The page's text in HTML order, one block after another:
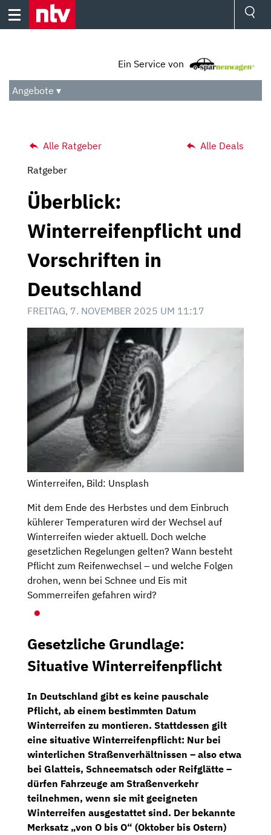
Skip
Wetter
Ein Service von
Angebote ▾
Alle Deals
Alle Ratgeber
Ratgeber
Überblick:
Winterreifenpflicht und
Vorschriften in
Deutschland
FREITAG, 7. NOVEMBER 2025 UM 11:17
Winterreifen, Bild: Unsplash
Mit dem Ende des Herbstes und dem Einbruch
kühlerer Temperaturen wird der Wechsel auf
Winterreifen wieder aktuell. Doch welche
gesetzlichen Regelungen gelten? Wann besteht
Pflicht zum Reifenwechsel – und welche Folgen
drohen, wenn bei Schnee und Eis mit
Sommerreifen gefahren wird?
Gesetzliche Grundlage:
Situative Winterreifenpflicht
In Deutschland gibt es keine pauschale
Pflicht, ab einem bestimmten Datum
Winterreifen zu montieren. Stattdessen gilt
eine situative Winterreifenpflicht: Nur bei
winterlichen Straßenverhältnissen – also etwa
bei Glatteis, Schneematsch oder Reifglätte –
dürfen Fahrzeuge am Straßenverkehr
teilnehmen, wenn sie mit geeigneten
Winterreifen ausgestattet sind. Der bekannte
Merksatz „von O bis O“ (Oktober bis Ostern)